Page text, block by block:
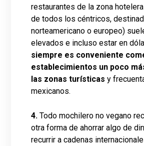
restaurantes de la zona
de todos los céntricos,
norteamericano o europeo)
elevados e incluso estar en
siempre es conveniente
establecimientos un poco
las zonas turísticas y
mexicanos.
4. Todo mochilero no vegano
otra forma de ahorrar algo de
recurrir a cadenas